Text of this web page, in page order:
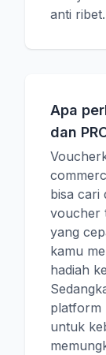
anti ribet.
Apa
dan
bisa cari
voucher
yang
kamu
hadiah
platform
untuk